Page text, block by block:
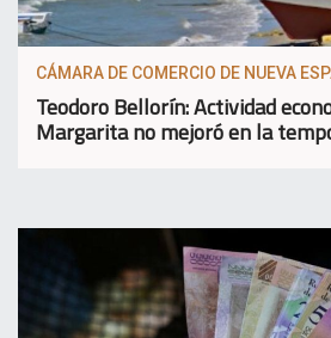
CÁMARA DE COMERCIO DE NUEVA
Teodoro Bellorín: Actividad
Margarita no mejoró en la